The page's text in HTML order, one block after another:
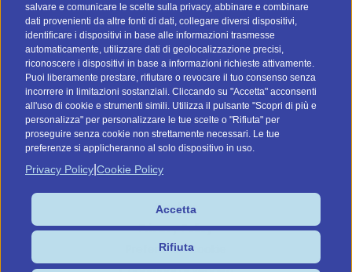
salvare e comunicare le scelte sulla privacy, abbinare e combinare
dati provenienti da altre fonti di dati, collegare diversi dispositivi,
identificare i dispositivi in base alle informazioni trasmesse
automaticamente, utilizzare dati di geolocalizzazione precisi,
riconoscere i dispositivi in base a informazioni richieste attivamente.
Puoi liberamente prestare, rifiutare o revocare il tuo consenso senza
incorrere in limitazioni sostanziali. Cliccando su "Accetta" acconsenti
all'uso di cookie e strumenti simili. Utilizza il pulsante "Scopri di più e
personalizza" per personalizzare le tue scelte o "Rifiuta" per
proseguire senza cookie non strettamente necessari. Le tue
preferenze si applicheranno al solo dispositivo in uso.
Privacy Policy Cookie Policy
Accetta
Rifiuta
Vai a btomail.es (Spagna)
Command Digital Srl
Sede Italiana: Via G. Pascoli, 12 - 37053 - Cerea (VR)
Sede de España: C/ Lagasca, 95 - 28006 - Madrid
P.IVA/C.F. IT04575910239
Cookies
Privacy Policy
Preferenze Cookie